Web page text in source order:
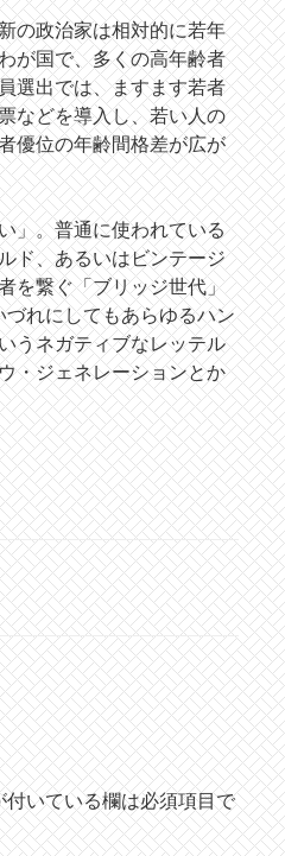
の政治家は相対的に若年
が国で、多くの高年齢者
選出では、ますます若者
などを導入し、若い人の
優位の年齢間格差が広が
」。普通に使われている
ド、あるいはビンテージ
を繋ぐ「ブリッジ世代」
れにしてもあらゆるハン
うネガティブなレッテル
・ジェネレーションとか
いている欄は必須項目で